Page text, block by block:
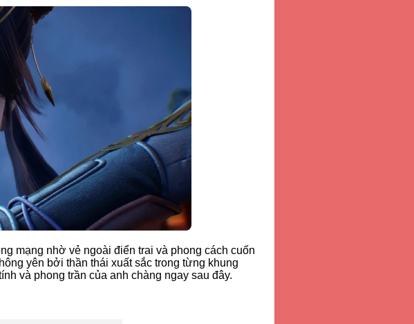
mạng nhờ vẻ ngoài điển trai và phong cách cuốn
yên bởi thần thái xuất sắc trong từng khung
và phong trần của anh chàng ngay sau đây.